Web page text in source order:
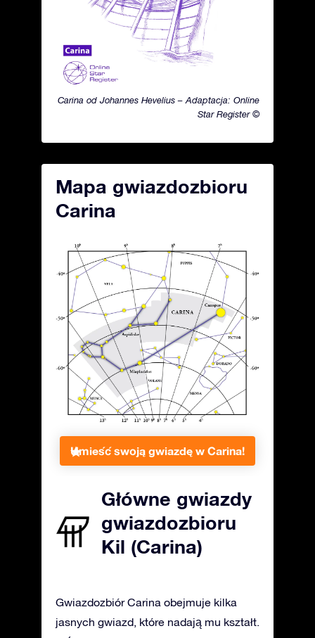
Carina od Johannes Hevelius – Adaptacja: Online
Star Register ©
Mapa gwiazdozbioru
Carina
Umieść swoją gwiazdę w Carina!
Główne gwiazdy
gwiazdozbioru
Kil (Carina)
Gwiazdozbiór Carina obejmuje kilka
jasnych gwiazd, które nadają mu kształt.